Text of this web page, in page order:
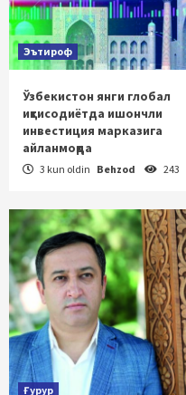
Эътироф
Ўзбекистон янги глобал
иқтисодиётда ишончли
инвестиция марказига
айланмоқда
3 kun oldin Behzod 243
Ғурур